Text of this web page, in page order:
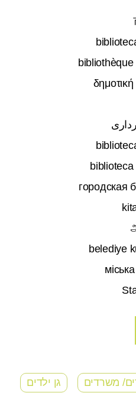
δημοτική
городская
belediye
משרדים גן ילדים